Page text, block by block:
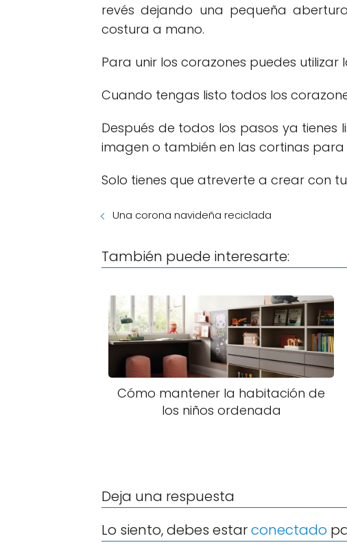
revés dejando una pequeña
costura a mano.
Para unir los corazones puedes
Cuando tengas listo todos los
Después de todos los pasos ya
imagen o también en las cortinas
Solo tienes que atreverte a crear con
Una corona navideña reciclada
También puede interesarte:
Cómo mantener la habitación de
los niños ordenada
Deja una respuesta
Lo siento, debes estarconectado